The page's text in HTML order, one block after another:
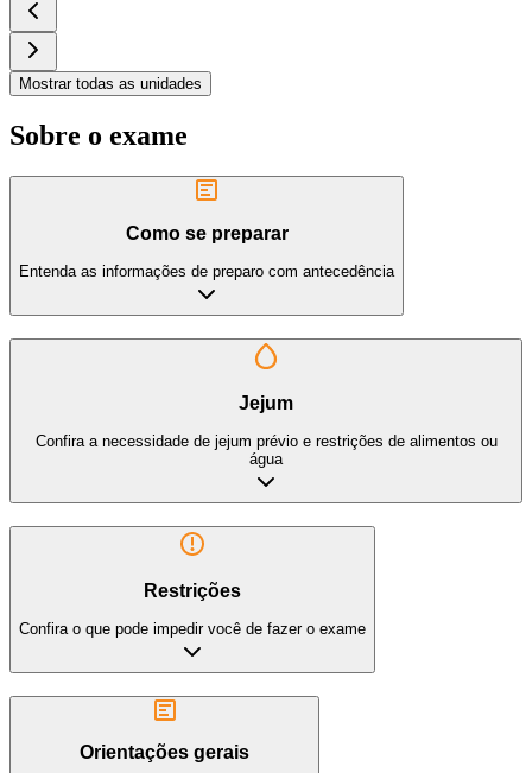
Mostrar todas as unidades
Sobre o exame
Como se preparar
Entenda as informações de preparo com antecedência
Jejum
Confira a necessidade de jejum prévio e restrições de alimentos ou
água
Restrições
Confira o que pode impedir você de fazer o exame
Orientações gerais